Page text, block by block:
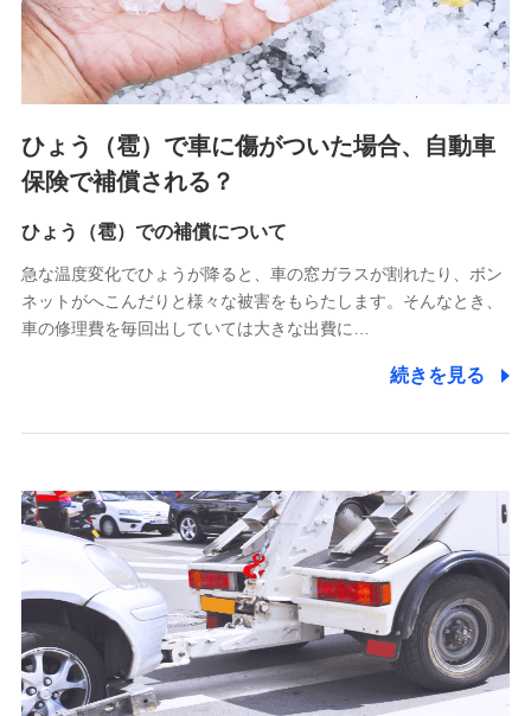
3.セミナー募集サイトから取得した個人情報
各種セミナーの案内、開催のため
上記に係る連絡・手続き・管理等付帯業務を行うため
4.家族・友達紹介にて取得した個人情報
被紹介者への連絡、及び当社と取引のあるもしくは委託を受
けている保険会社・提携会社の保険その他に関する情報を提
供し、金融商品等の契約を勧奨するため
アンケートやキャンペーン等の実施のため
上記に係る連絡・手続き・管理等付帯業務を行うため
5.通話録音にて取得する情報
7.社員（従業者）の個人情報
人事･勤怠･健康・労務等の管理、給与支給、福利厚生・採用
退職関連処理等の各種手続きのため、当社と従業員または従
業員同士の連絡のため
8.取引先個人情報
取引先としての選定業務、営業情報の提供業務、契約締結手
続き業務、取引管理業務、およびこれらに準ずる業務の遂行
ひょう（雹）で車に傷がついた場合、自動車
保険で補償される？
ひょう（雹）での補償について
急な温度変化でひょうが降ると、車の窓ガラスが割れたり、ボン
ネットがへこんだりと様々な被害をもらたします。そんなとき、
車の修理費を毎回出していては大きな出費に…
続きを見る